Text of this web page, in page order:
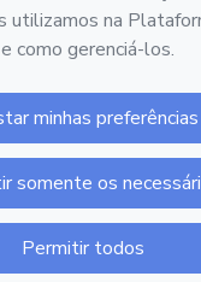
sua compraaqui
os direitos reservados
/ TODOS OS DIREITOS